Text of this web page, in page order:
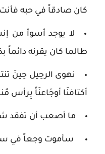
كان صادقاً في حبه
لا يوجد أسوأ من
طالما كان يقرنه دائماً
نهوى الرحِيل حِينَ
أكتافنَا أوجَاعنَاً
ما أصعب أن تفقد
سأموت وجعاً في